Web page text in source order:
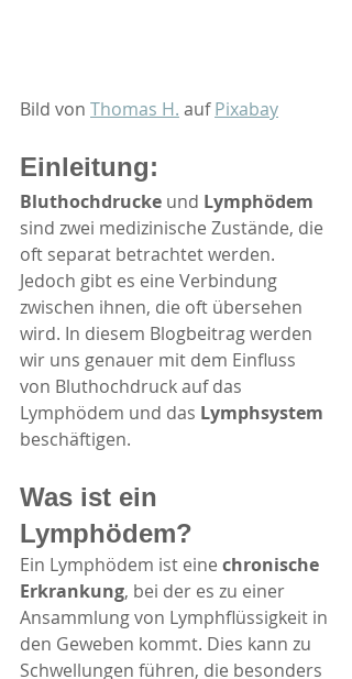
Bild von Thomas H. auf Pixabay
Einleitung:
Bluthochdrucke und Lymphödem
sind zwei medizinische Zustände, die
oft separat betrachtet werden.
Jedoch gibt es eine Verbindung
zwischen ihnen, die oft übersehen
wird. In diesem Blogbeitrag werden
wir uns genauer mit dem Einfluss
von Bluthochdruck auf das
Lymphödem und das Lymphsystem
beschäftigen.
Was ist ein
Lymphödem?
Ein Lymphödem ist eine chronische
Erkrankung, bei der es zu einer
Ansammlung von Lymphflüssigkeit in
den Geweben kommt. Dies kann zu
Schwellungen führen, die besonders